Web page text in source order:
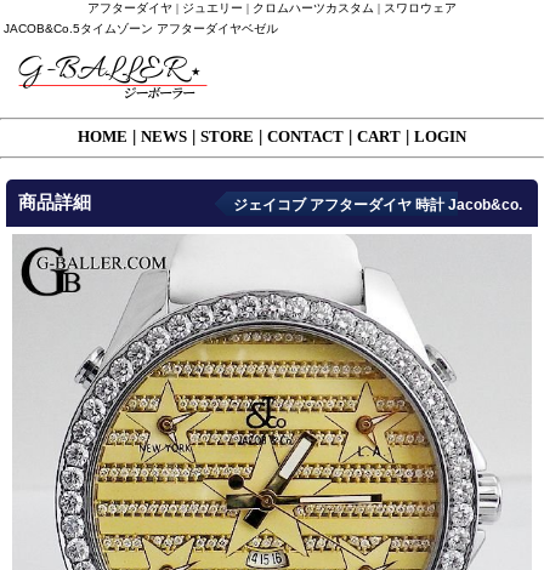
アフターダイヤ | ジュエリー | クロムハーツカスタム | スワロウェア
JACOB&Co.5タイムゾーン アフターダイヤベゼル
HOME NEWS STORE CONTACT CART LOGIN
商品詳細 ジェイコブ アフターダイヤ 時計 Jacob&co.